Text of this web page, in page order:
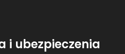
i ubezpieczenia